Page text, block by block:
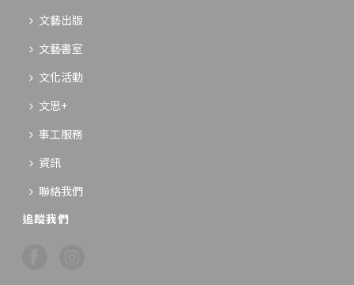
文藝出版
文藝書室
文化活動
文思+
事工服務
資訊
聯絡我們
追蹤我們